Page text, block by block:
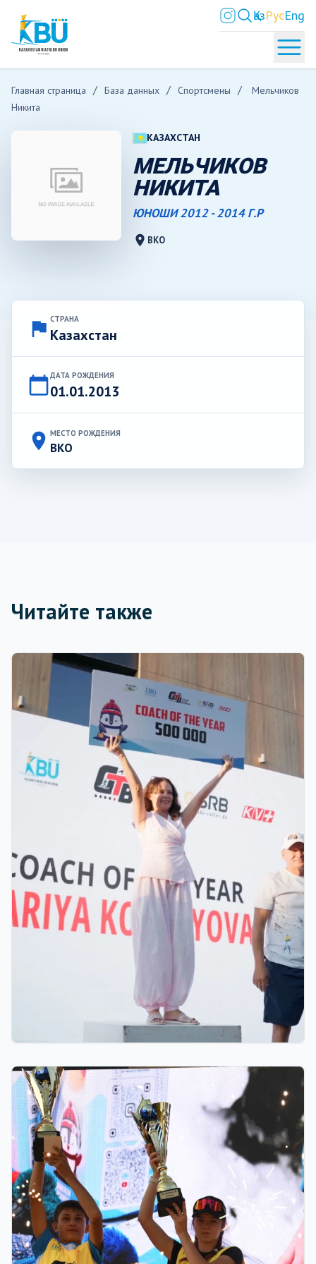
ҚазРусEng
Главная страница База данных Спортсмены
Мельчиков
Никита
КАЗАХСТАН
МЕЛЬЧИКОВ
НИКИТА
ЮНОШИ 2012 - 2014 Г.Р
location_on ВКО
flag СТРАНА
Казахстан
calendar_todayДАТА РОЖДЕНИЯ
01.01.2013
place МЕСТО РОЖДЕНИЯ
ВКО
Читайте также
Тренер из Костаная признан лучшим детским
тренером по биатлону